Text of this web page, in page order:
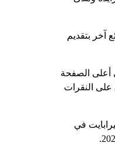
$0.75 على “روايات الحرب” وقام بائع آخر بتقديم
(لأعلى ولأسفل) لأمازون تعديل عروض الأسعار بما يصل إلى 1001 تيرابايت في أعلى الصفحة
على النقرات
عروض أسعار متقدمة مدعومة بالذكاء الاصطناعي حيث يمكن أن تزيد عروض الأسعار الديناميكية (صعودًا وهبوطًا) بما يصل إلى 1501 تيرابايت في